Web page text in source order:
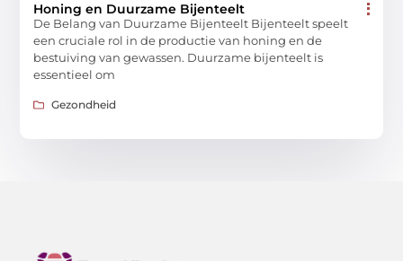
Honing en Duurzame Bijenteelt
De Belang van Duurzame Bijenteelt Bijenteelt speelt
een cruciale rol in de productie van honing en de
bestuiving van gewassen. Duurzame bijenteelt is
essentieel om
Gezondheid